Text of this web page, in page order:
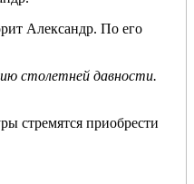
Александр. По его
столетней давности.
стремятся приобрести